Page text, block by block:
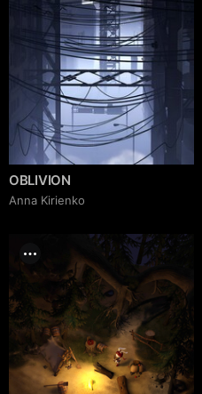
OBLIVION
Anna Kirienko